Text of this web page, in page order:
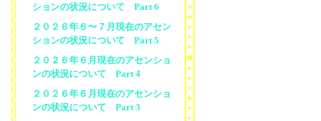
ションの状況について Part 6
２０２６年６〜７月現在のアセン
ションの状況について Part 5
２０２６年６月現在のアセンショ
ンの状況について Part 4
２０２６年６月現在のアセンショ
ンの状況について Part 3